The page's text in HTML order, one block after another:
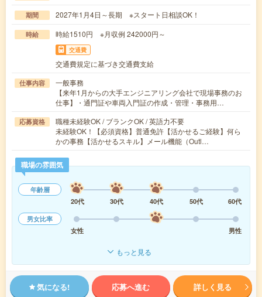
期間 2027年1月4日～長期 ※スタート日相談OK！
時給 時給1510円 ※月収例 242000円～
交通費
交通費規定に基づき交通費支給
仕事内容
一般事務
【来年1月からの大手エンジニアリング会社で現場事務のお
仕事】・通門証や車両入門証の作成・管理・事務用…
応募資格
職種未経験OK / ブランクOK / 英語力不要
未経験OK！【必須資格】普通免許【活かせるご経験】何ら
かの事務【活かせるスキル】メール機能（Outl…
職場の雰囲気
年齢層
20代
30代 40代 50代
60代
男女比率
女性
男性
もっと見る
気になる! 応募へ進む 詳しく見る